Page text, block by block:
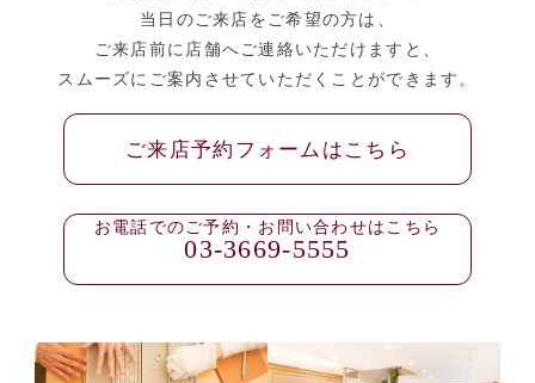
当日のご来店をご希望の方は、
ご来店前に店舗へご連絡いただけますと、
スムーズにご案内させていただくことができます。
ご来店予約フォームはこちら
お電話でのご予約・お問い合わせはこちら
03-3669-5555